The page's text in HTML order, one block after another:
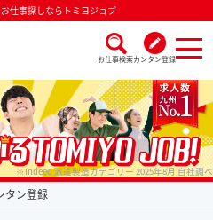
仕事探しならトミヨジョブ
お仕事検索カンタン登録
※Indeed 派遣製造カテゴリー 2025年8月 自社調べ
タン登録